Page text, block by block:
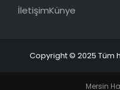
İletişimKünye
Copyright © 2025 Tüm
Mersin